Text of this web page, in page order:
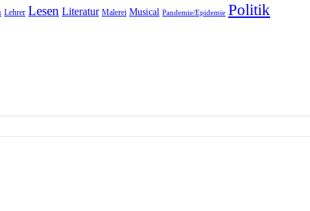
Lehrer Lesen Literatur Malerei Musical Pandemie/Epidemie Politik